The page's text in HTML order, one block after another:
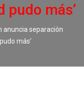
pudo más’
anuncia separación
más’